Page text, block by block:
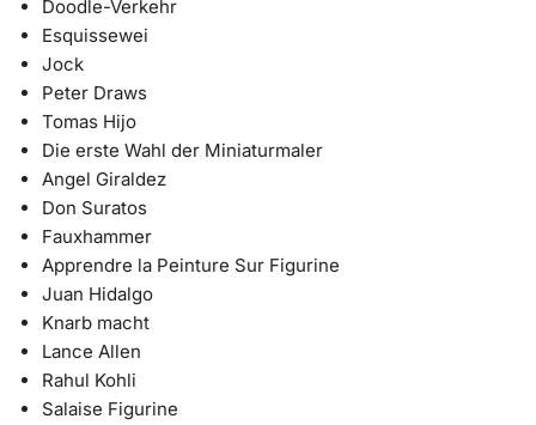
Doodle-Verkehr
Esquissewei
Jock
Peter Draws
Tomas Hijo
Die erste Wahl der Miniaturmaler
Angel Giraldez
Don Suratos
Fauxhammer
Apprendre la Peinture Sur Figurine
Juan Hidalgo
Knarb macht
Lance Allen
Rahul Kohli
Salaise Figurine